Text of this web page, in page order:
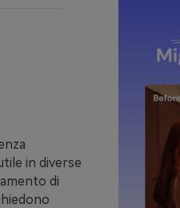
in diverse
di